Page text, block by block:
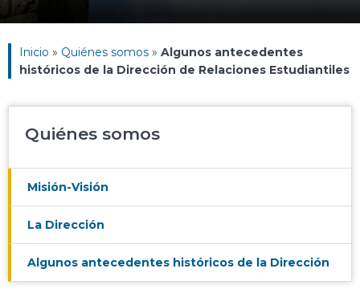
Inicio » Quiénes somos » Algunos antecedentes
históricos de la Dirección de Relaciones Estudiantiles
Quiénes somos
Misión-Visión
La Dirección
Algunos antecedentes históricos de la Dirección